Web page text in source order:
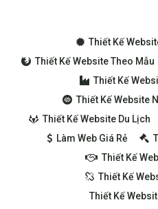
Thiết Kế
Thiết Kế Website Theo Mẫu
Thiết Kế
Thiết Kế Website
Thiết Kế Website Du Lịch
Làm Web Giá Rẻ
Thiết Kế
Thiết Kế
Thiết Kế